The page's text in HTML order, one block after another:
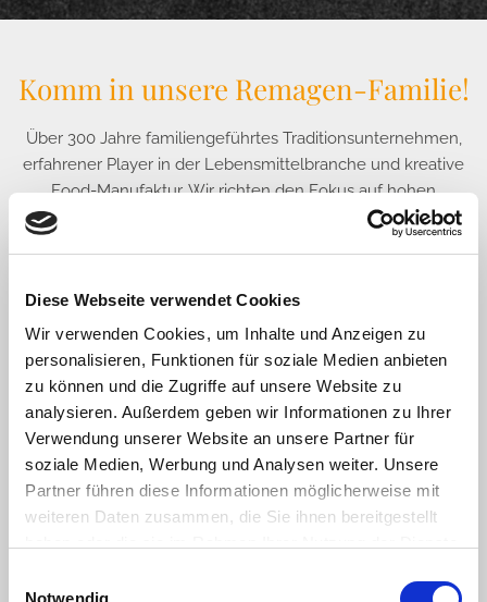
Diese Webseite verwendet Cookies
Wir verwenden Cookies, um Inhalte und Anzeigen zu
personalisieren, Funktionen für soziale Medien anbieten
zu können und die Zugriffe auf unsere Website zu
analysieren. Außerdem geben wir Informationen zu Ihrer
Verwendung unserer Website an unsere Partner für
soziale Medien, Werbung und Analysen weiter. Unsere
Partner führen diese Informationen möglicherweise mit
weiteren Daten zusammen, die Sie ihnen bereitgestellt
Cookies, wenn Sie unsere Webseite weiterhin nutzen.
Notwendig
Komm in unsere Remagen-Familie!
Über 300 Jahre familiengeführtes Traditionsunternehmen,
erfahrener Player in der Lebensmittelbranche und kreative
Food-Manufaktur. Wir richten den Fokus auf hohen
Qualitätsanspruch, Know-How, Mut, Weitblick und besten
Service. An unserem Stammsitz in Hürth bilden mehr als
Unternehmens.
Deine Zukunft bei uns.
* Sicherer Arbeitsplatz mit viel Entwicklungsmöglichkeiten &
persönlichen Engagement
* Starker Zusammenhalt & Teamspirit
* Events & Spaß auch abseits des Arbeitsplatzes
* Einbringen von Kreativität & Persönlichkeit
* Bonusprogramm
* Job-Rad